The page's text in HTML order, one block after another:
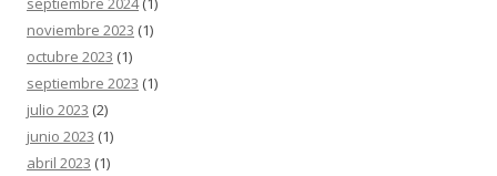
noviembre 2023 (1)
octubre 2023 (1)
septiembre 2023 (1)
julio 2023 (2)
junio 2023 (1)
abril 2023 (1)